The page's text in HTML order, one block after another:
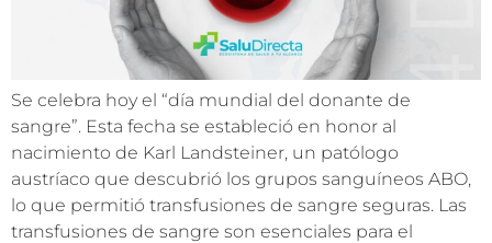
Se celebra hoy el “día mundial del donante de
sangre”. Esta fecha se estableció en honor al
nacimiento de Karl Landsteiner, un patólogo
austríaco que descubrió los grupos sanguíneos ABO,
lo que permitió transfusiones de sangre seguras. Las
transfusiones de sangre son esenciales para el